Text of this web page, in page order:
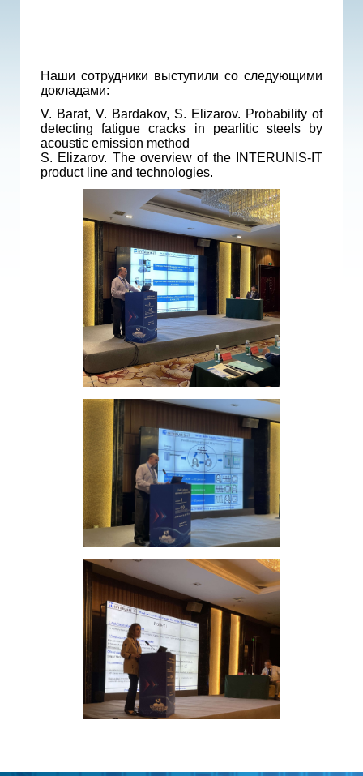
Наши сотрудники выступили со следующими
докладами:
V. Barat, V. Bardakov, S. Elizarov. Probability of
detecting fatigue cracks in pearlitic steels by
acoustic emission method
S. Elizarov. The overview of the INTERUNIS-IT
product line and technologies.